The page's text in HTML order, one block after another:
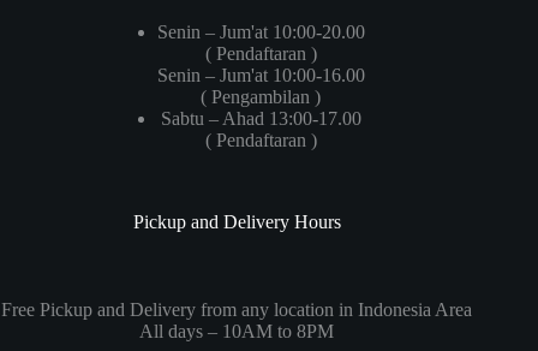
Senin – Jum'at 10:00-20.00
( Pendaftaran )
Senin – Jum'at 10:00-16.00
( Pengambilan )
Sabtu – Ahad 13:00-17.00
( Pendaftaran )
Pickup and Delivery Hours
Free Pickup and Delivery from any location in Indonesia Area
All days – 10AM to 8PM